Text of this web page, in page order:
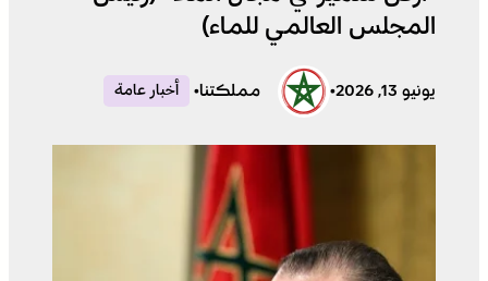
المجلس العالمي للماء)
يونيو 13, 2026 • مملكتنا• أخبار عامة